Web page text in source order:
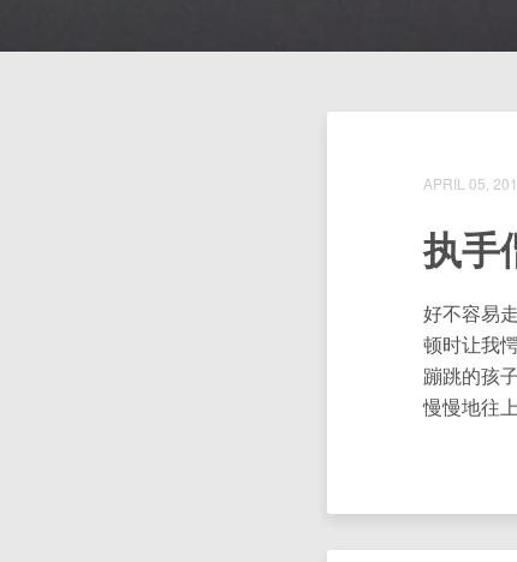
APRIL 05,
执手
好不容易
顿时让我
蹦跳的孩
慢慢地往